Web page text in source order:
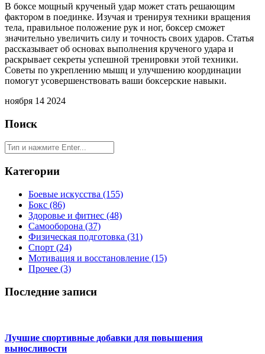
В боксе мощный крученый удар может стать решающим
фактором в поединке. Изучая и тренируя техники вращения
тела, правильное положение рук и ног, боксер сможет
значительно увеличить силу и точность своих ударов. Статья
рассказывает об основах выполнения крученого удара и
раскрывает секреты успешной тренировки этой техники.
Советы по укреплению мышц и улучшению координации
помогут усовершенствовать ваши боксерские навыки.
ноября 14 2024
Поиск
Категории
Боевые искусства (155)
Бокс (86)
Здоровье и фитнес (48)
Самооборона (37)
Физическая подготовка (31)
Спорт (24)
Мотивация и восстановление (15)
Прочее (3)
Последние записи
Лучшие спортивные добавки для повышения
выносливости